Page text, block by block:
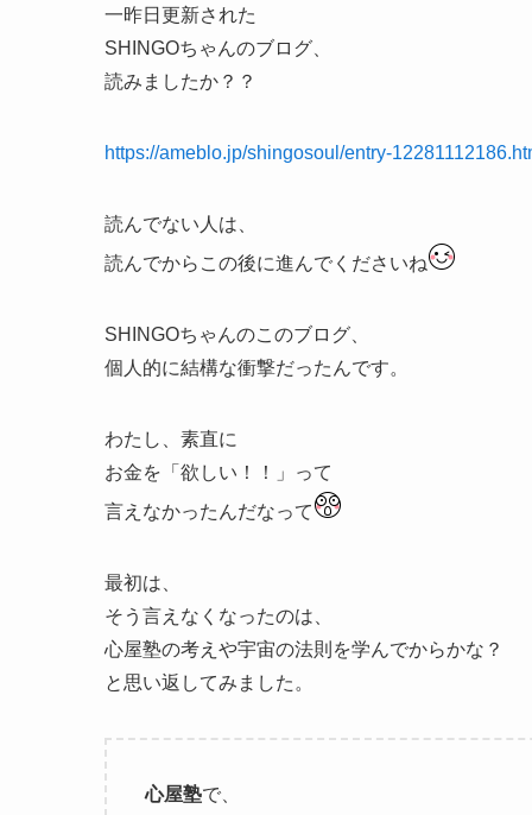
一昨日更新された
SHINGOちゃんのブログ、
読みましたか？？
https://ameblo.jp/shingosoul/entry-
読んでない人は、
読んでからこの後に進んでくださいね
SHINGOちゃんのこのブログ、
個人的に結構な衝撃だったんです。
わたし、素直に
お金を「欲しい！！」って
言えなかったんだなって
最初は、
そう言えなくなったのは、
心屋塾の考えや宇宙の法則を学んでからかな？
と思い返してみました。
心屋塾で、